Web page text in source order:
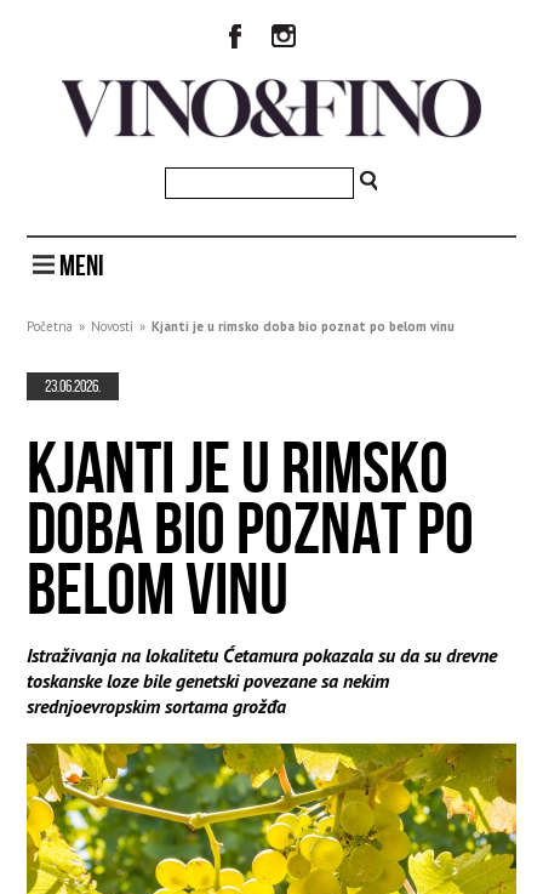
MENI
Početna » Novosti » Kjanti je u rimsko doba bio poznat po belom vinu
23.06.2026.
KJANTI JE U RIMSKO
DOBA BIO POZNAT PO
BELOM VINU
Istraživanja na lokalitetu Ćetamura pokazala su da su drevne
toskanske loze bile genetski povezane sa nekim
srednjoevropskim sortama grožđa